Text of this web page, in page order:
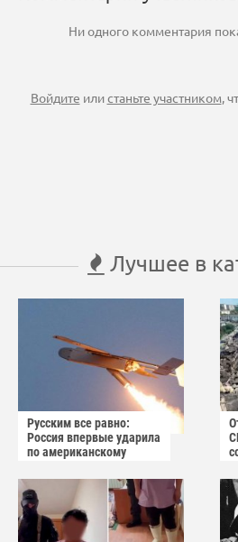
Ни одного комментария
Войдите илистаньте участником,
Лучшее в
Русским все равно:
Россия впервые ударила
по американскому